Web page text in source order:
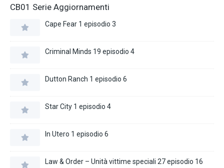
CB01 Serie Aggiornamenti
Cape Fear 1 episodio 3
Criminal Minds 19 episodio 4
Dutton Ranch 1 episodio 6
Star City 1 episodio 4
In Utero 1 episodio 6
Law & Order – Unità vittime speciali 27 episodio 16